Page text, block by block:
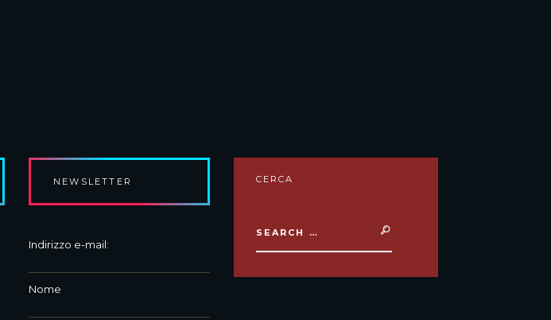
NEWSLETTER
Indirizzo e-mail:
Nome
CERCA